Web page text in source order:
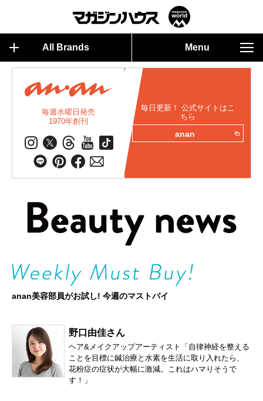
All Brands Menu
毎週水曜日発売
1970年創刊
毎日更新！ 公式サイトはこ
ちら
anan
anan美容部員がお試し! 今週のマストバイ
野口由佳さん
ヘア&メイクアップアーティスト「自律神経を整える
ことを目標に鍼治療と水素を生活に取り入れたら、
花粉症の症状が大幅に激減。これはハマりそうで
す！」